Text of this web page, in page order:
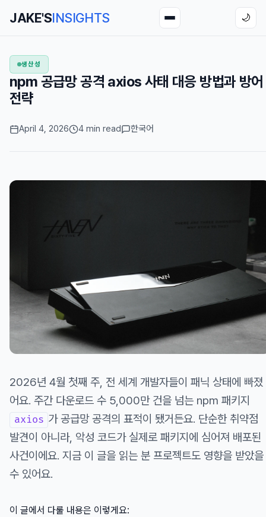
JAKE'SINSIGHTS 🌙
생산성
npm 공급망 공격 axios 사태 대응 방법과 방어
전략
April 4, 2026 4 min read 한국어
2026년 4월 첫째 주, 전 세계 개발자들이 패닉 상태에 빠졌
어요. 주간 다운로드 수 5,000만 건을 넘는 npm 패키지
axios 가 공급망 공격의 표적이 됐거든요. 단순한 취약점
발견이 아니라, 악성 코드가 실제로 패키지에 심어져 배포된
사건이에요. 지금 이 글을 읽는 분 프로젝트도 영향을 받았을
수 있어요.
이 글에서 다룰 내용은 이렇게요: